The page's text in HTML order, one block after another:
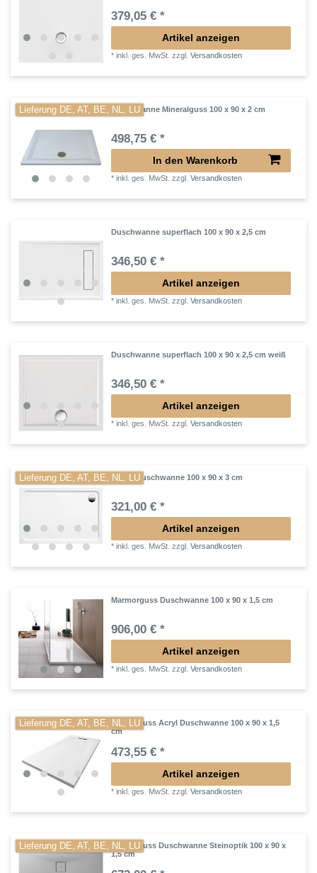
379,05 € *
Artikel anzeigen
*inkl. ges. MwSt. zzgl.Versandkosten
Lieferung DE, AT, BE, NL, LUDuschwanne Mineralguss 100 x 90 x 2 cm
498,75 € *
In den Warenkorb
*inkl. ges. MwSt. zzgl.Versandkosten
Duschwanne superflach 100 x 90 x 2,5 cm
346,50 € *
Artikel anzeigen
*inkl. ges. MwSt. zzgl.Versandkosten
Duschwanne superflach 100 x 90 x 2,5 cm weiß
346,50 € *
Artikel anzeigen
*inkl. ges. MwSt. zzgl.Versandkosten
Lieferung DE, AT, BE, NL, LUflache Duschwanne 100 x 90 x 3 cm
321,00 € *
Artikel anzeigen
*inkl. ges. MwSt. zzgl.Versandkosten
Marmorguss Duschwanne 100 x 90 x 1,5 cm
906,00 € *
Artikel anzeigen
*inkl. ges. MwSt. zzgl.Versandkosten
Lieferung DE, AT, BE, NL, LUMineralguss Acryl Duschwanne 100 x 90 x 1,5
cm
473,55 € *
Artikel anzeigen
*inkl. ges. MwSt. zzgl.Versandkosten
Lieferung DE, AT, BE, NL, LUMineralguss Duschwanne Steinoptik 100 x 90 x
1,5 cm